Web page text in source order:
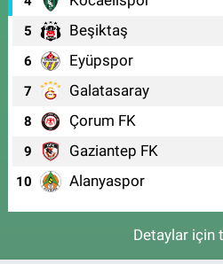
0 (224) 222 96 54
Aydın Eczanesi
İSTİKLAL MAH. İSTİKLAL CAD.
5 Beşiktaş
6 Eyüpspor
7 Galatasaray
8 Çorum FK
9 Gaziantep FK
10 Alanyaspor
Detaylar için